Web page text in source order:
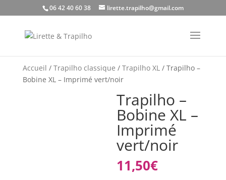
06 42 40 60 38 lirette.trapilho@gmail.com
Accueil / Trapilho classique / Trapilho XL/ Trapilho –
Bobine XL – Imprimé vert/noir
Trapilho –
Bobine XL –
Imprimé
vert/noir
11,50€